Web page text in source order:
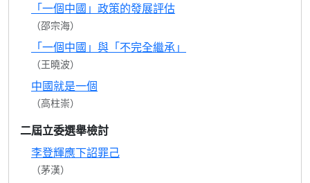
「一個中國」政策的發展評估
（邵宗海）
「一個中國」與「不完全繼承」
（王曉波）
中國就是一個
（高柱崇）
二屆立委選舉檢討
李登輝應下詔罪己
（茅漢）